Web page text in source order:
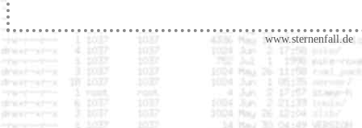
www.sternenfall.de